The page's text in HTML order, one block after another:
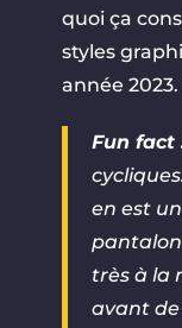
quoi ça
styles
année 2023.
Fun fact
en est
très à la
avant